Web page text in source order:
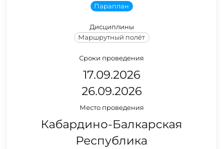
Параплан
Дисциплины
Маршрутный полёт
Сроки проведения
17.09.2026
26.09.2026
Место проведения
Кабардино-Балкарская
Республика